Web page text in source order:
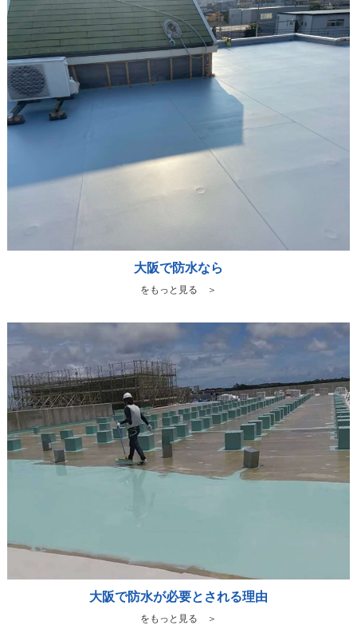
大阪で防水なら
をもっと見る ＞
大阪で防水が必要とされる理由
をもっと見る ＞